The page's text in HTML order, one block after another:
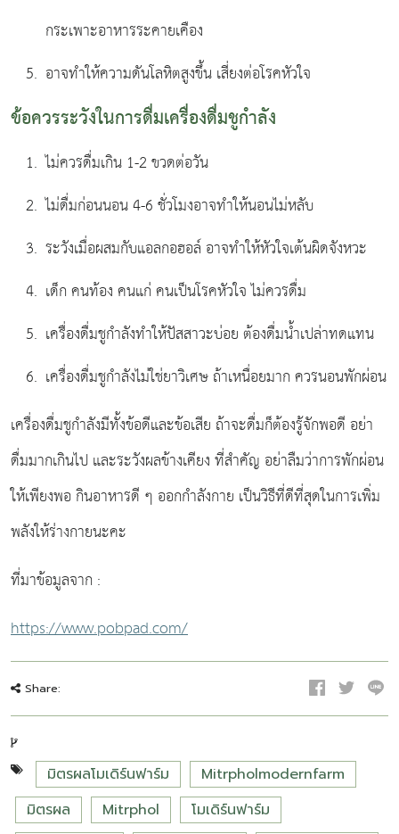
กระเพาะอาหารระคายเคือง
อาจทำให้ความดันโลหิตสูงขึ้น เสี่ยงต่อโรคหัวใจ
ข้อควรระวังในการดื่มเครื่องดื่มชูกำลัง
ไม่ควรดื่มเกิน 1-2 ขวดต่อวัน
ไม่ดื่มก่อนนอน 4-6 ชั่วโมงอาจทำให้นอนไม่หลับ
ระวังเมื่อผสมกับแอลกอฮอล์ อาจทำให้หัวใจเต้นผิดจังหวะ
เด็ก คนท้อง คนแก่ คนเป็นโรคหัวใจ ไม่ควรดื่ม
เครื่องดื่มชูกำลังทำให้ปัสสาวะบ่อย ต้องดื่มน้ำเปล่าทดแทน
เครื่องดื่มชูกำลังไม่ใช่ยาวิเศษ ถ้าเหนื่อยมาก ควรนอนพักผ่อน
เครื่องดื่มชูกำลังมีทั้งข้อดีและข้อเสีย ถ้าจะดื่มก็ต้องรู้จักพอดี อย่า
ดื่มมากเกินไป และระวังผลข้างเคียง ที่สำคัญ อย่าลืมว่าการพักผ่อน
ให้เพียงพอ กินอาหารดี ๆ ออกกำลังกาย เป็นวิธีที่ดีที่สุดในการเพิ่ม
พลังให้ร่างกายนะคะ
ที่มาข้อมูลจาก :
https://www.pobpad.com/
Share:
มิตรผลโมเดิร์นฟาร์ม
Mitrpholmodernfarm
มิตรผล
Mitrphol
โมเดิร์นฟาร์ม